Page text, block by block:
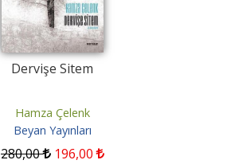
Dervişe Sitem
Hamza Çelenk
Beyan Yayınları
280,00 196,00